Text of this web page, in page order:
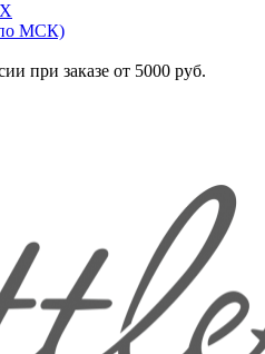
по МСК)
при заказе от 5000 руб.